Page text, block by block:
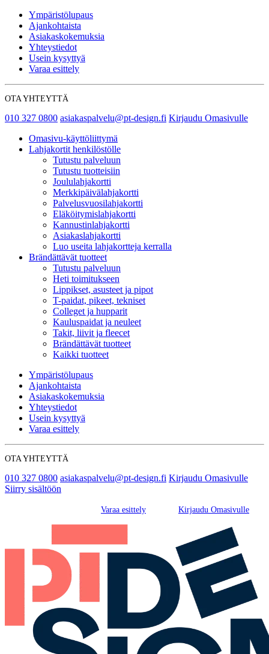
Ympäristölupaus
Ajankohtaista
Asiakaskokemuksia
Yhteystiedot
Usein kysyttyä
Varaa esittely
OTA YHTEYTTÄ
010 327 0800 asiakaspalvelu@pt-design.fi Kirjaudu Omasivulle
Omasivu-käyttöliittymä
Lahjakortit henkilöstölle
Tutustu palveluun
Tutustu tuotteisiin
Joululahjakortti
Merkkipäivälahjakortti
Palvelusvuosilahjakortti
Eläköitymislahjakortti
Kannustinlahjakortti
Asiakaslahjakortti
Luo useita lahjakortteja kerralla
Brändättävät tuotteet
Tutustu palveluun
Heti toimitukseen
Lippikset, asusteet ja pipot
T-paidat, pikeet, tekniset
Colleget ja hupparit
Kauluspaidat ja neuleet
Takit, liivit ja fleecet
Brändättävät tuotteet
Kaikki tuotteet
Ympäristölupaus
Ajankohtaista
Asiakaskokemuksia
Yhteystiedot
Usein kysyttyä
Varaa esittely
OTA YHTEYTTÄ
010 327 0800 asiakaspalvelu@pt-design.fi Kirjaudu Omasivulle
Siirry sisältöön
Varaa esittely Kirjaudu Omasivulle